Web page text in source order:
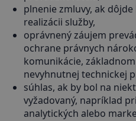
plnenie zmluvy, ak
realizácii služby,
oprávnený záujem
ochrane právnych
komunikácie,
nevyhnutnej technickej
súhlas, ak by bol na
vyžadovaný, napríklad
analytických alebo